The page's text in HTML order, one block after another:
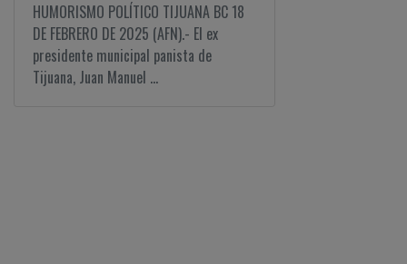
HUMORISMO POLÍTICO TIJUANA BC 18
DE FEBRERO DE 2025 (AFN).- El ex
presidente municipal panista de
Tijuana, Juan Manuel ...